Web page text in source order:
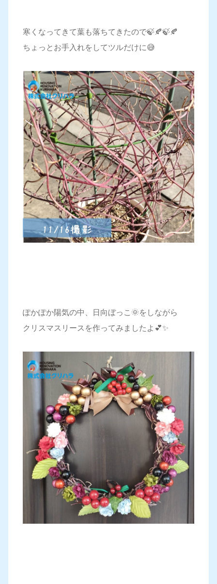
寒くなってきて葉も落ちてきたので🍃🍂🍃🍂
ちょっとお手入れをしてツルだけに😅
ぽかぽか陽気の中、日向ぼっこ🌞をしながら
クリスマスリースを作ってみましたよ💕✨